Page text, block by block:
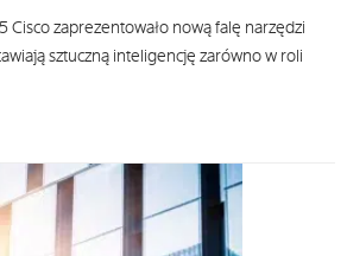
Cisco zaprezentowało nową falę narzędzi
sztuczną inteligencję zarówno w roli